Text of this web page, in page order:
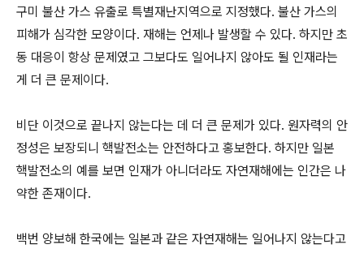
구미 불산 가스 유출로 특별재난지역으로 지정했다. 불산 가스의
피해가 심각한 모양이다. 재해는 언제나 발생할 수 있다. 하지만 초
동 대응이 항상 문제였고 그보다도 일어나지 않아도 될 인재라는
게 더 큰 문제이다.
비단 이것으로 끝나지 않는다는 데 더 큰 문제가 있다. 원자력의 안
정성은 보장되니 핵발전소는 안전하다고 홍보한다. 하지만 일본
핵발전소의 예를 보면 인재가 아니더라도 자연재해에는 인간은 나
약한 존재이다.
백번 양보해 한국에는 일본과 같은 자연재해는 일어나지 않는다고